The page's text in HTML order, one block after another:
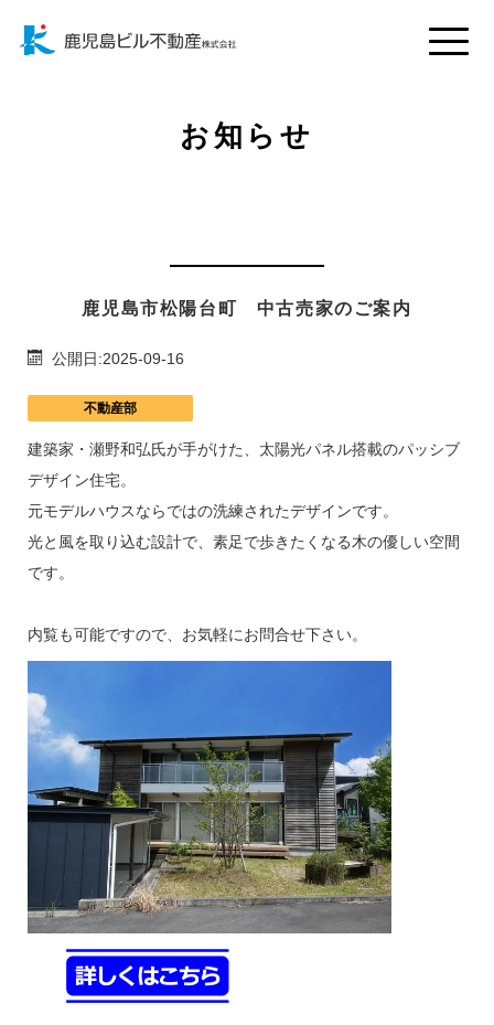
Toggle
お知らせ
鹿児島市松陽台町 中古売家のご案内
公開日:2025-09-16
不動産部
建築家・瀬野和弘氏が手がけた、太陽光パネル搭載のパッシブ
デザイン住宅。
元モデルハウスならではの洗練されたデザインです。
光と風を取り込む設計で、素足で歩きたくなる木の優しい空間
です。
内覧も可能ですので、お気軽にお問合せ下さい。